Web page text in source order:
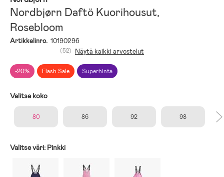
Nordbjørn Daftö Kuorihousut,
Rosebloom
Artikkelinro. 10190296
-20% Flash Sale Superhinta
(52) Näytä kaikki arvostelut
Valitse koko
80 86 92 98
Valitse väri: Pinkki